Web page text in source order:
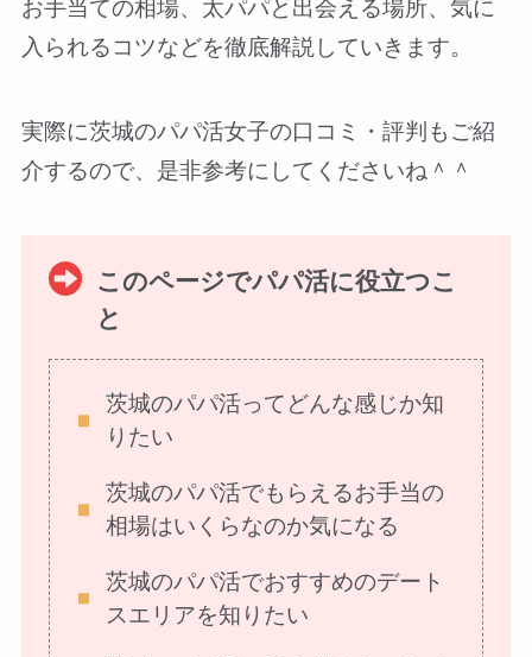
お手当ての相場、太パパと出会える場所、気に
入られるコツなどを徹底解説していきます。
実際に茨城のパパ活女子の口コミ・評判もご紹
介するので、是非参考にしてくださいね＾＾
このページでパパ活に役立つこ
と
茨城のパパ活ってどんな感じか知
りたい
茨城のパパ活でもらえるお手当の
相場はいくらなのか気になる
茨城のパパ活でおすすめのデート
スエリアを知りたい